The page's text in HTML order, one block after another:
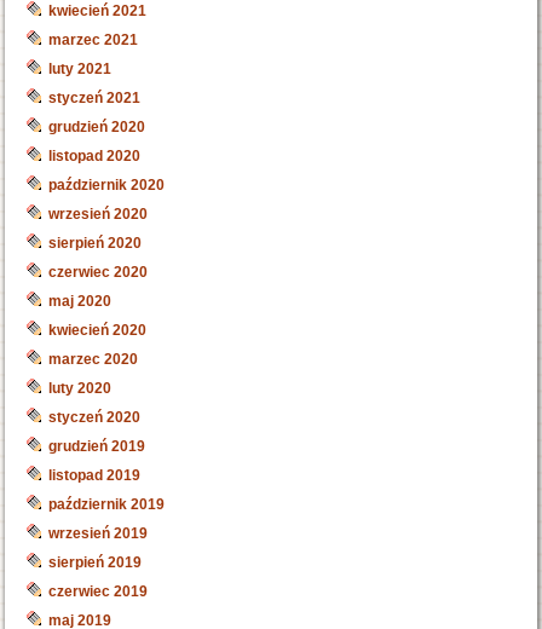
kwiecień 2021
marzec 2021
luty 2021
styczeń 2021
grudzień 2020
listopad 2020
październik 2020
wrzesień 2020
sierpień 2020
czerwiec 2020
maj 2020
kwiecień 2020
marzec 2020
luty 2020
styczeń 2020
grudzień 2019
listopad 2019
październik 2019
wrzesień 2019
sierpień 2019
czerwiec 2019
maj 2019